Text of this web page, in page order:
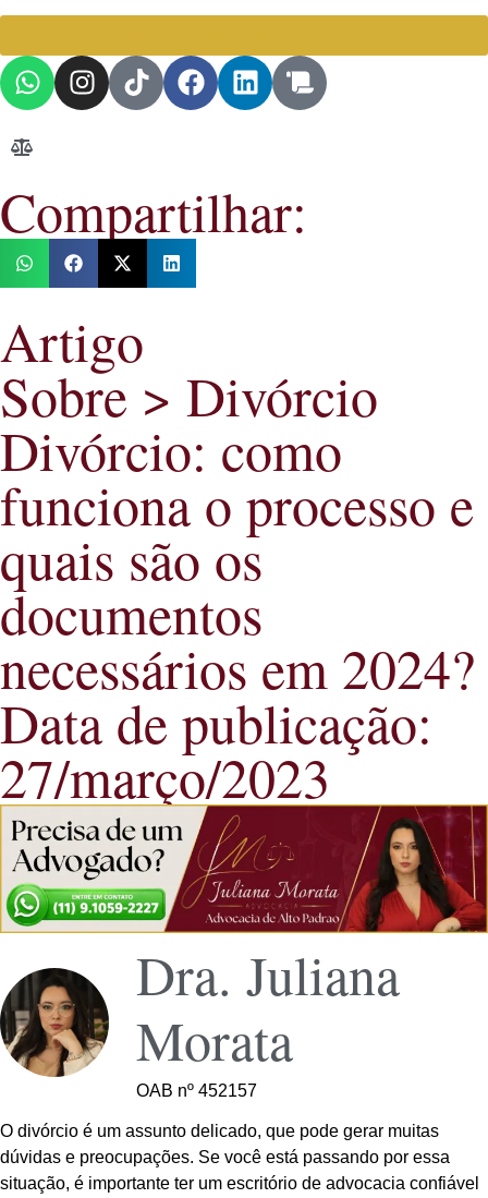
Compartilhar:
Artigo
Sobre > Divórcio
Divórcio: como
funciona o processo e
quais são os
documentos
necessários em 2024?
Data de publicação:
27/março/2023
Dra. Juliana
Morata
OAB nº 452157
O divórcio é um assunto delicado, que pode gerar muitas
dúvidas e preocupações. Se você está passando por essa
situação, é importante ter um escritório de advocacia confiável